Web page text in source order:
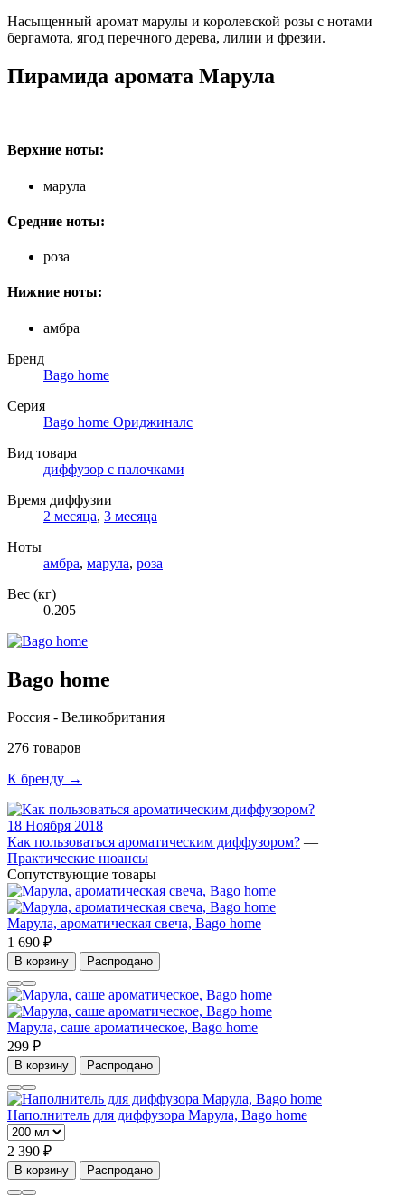
Насыщенный аромат марулы и королевской розы с нотами
бергамота, ягод перечного дерева, лилии и фрезии.
Пирамида аромата Марула
Верхние ноты:
марула
Средние ноты:
роза
Нижние ноты:
амбра
Бренд
Bago home
Серия
Bago home Ориджиналс
Вид товара
диффузор с палочками
Время диффузии
2 месяца, 3 месяца
Ноты
амбра, марула, роза
Вес (кг)
0.205
Bago home
Россия - Великобритания
276 товаров
К бренду →
18 Ноября 2018
Как пользоваться ароматическим диффузором? —
Практические нюансы
Сопутствующие товары
Марула, ароматическая свеча, Bago home
1 690 ₽
В корзину Распродано
Марула, саше ароматическое, Bago home
299 ₽
В корзину Распродано
Наполнитель для диффузора Марула, Bago home
2 390 ₽
В корзину Распродано